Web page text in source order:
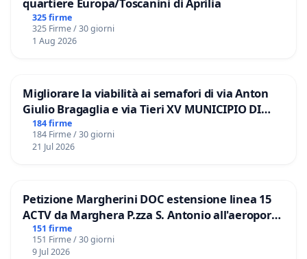
325 firme
325 Firme / 30 giorni
1 Aug 2026
Migliorare la viabilità ai semafori di via Anton
Giulio Bragaglia e via Tieri XV MUNICIPIO DI
ROMA
184 firme
184 Firme / 30 giorni
21 Jul 2026
Petizione Margherini DOC estensione linea 15
ACTV da Marghera P.zza S. Antonio all'aeroporto
Marco Polo tariffa a € 1,50
151 firme
151 Firme / 30 giorni
9 Jul 2026